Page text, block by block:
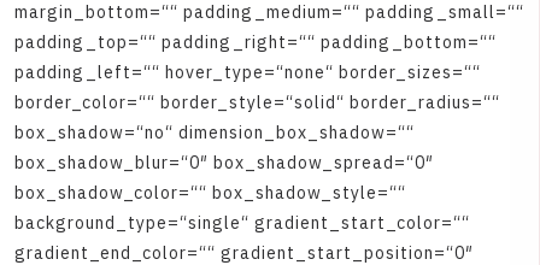
margin bottom=““ padding medium=““ padding small=““
padding top=““ padding right=““ padding bottom=““
padding left=““ hover type=“none“ border sizes=““
border color=““ border style=“solid“ border radius=““
box shadow=“no“ dimension box shadow=““
box shadow blur=“0″ box shadow spread=“0″
box shadow color=““ box shadow style=““
background type=“single“ gradient start color=““
gradient end color=““ gradient start position=“0″